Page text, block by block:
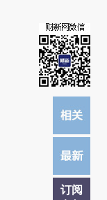
订阅